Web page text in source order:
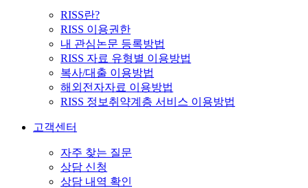
RISS란?
RISS 이용권한
내 관심논문 등록방법
RISS 자료 유형별 이용방법
복사/대출 이용방법
해외전자자료 이용방법
RISS 정보취약계층 서비스 이용방법
고객센터
자주 찾는 질문
상담 신청
상담 내역 확인